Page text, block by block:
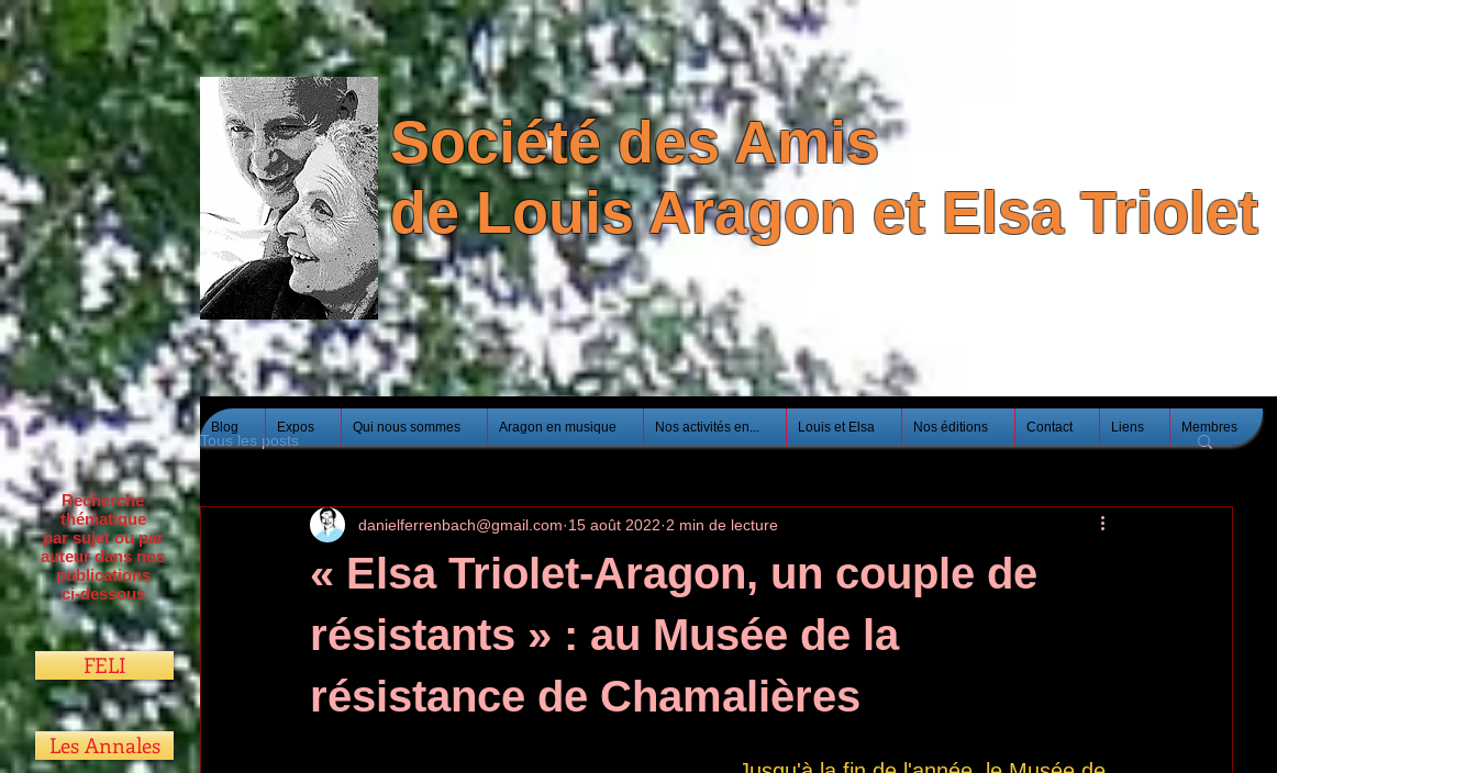
Société des Amis
de Louis Aragon et Elsa Triolet
Blog Expos Qui nous sommes Aragon en musique Nos activités en... Louis et Elsa Nos éditions Contact Liens Membres
Tous les posts
« Elsa Triolet-Aragon, un couple de
résistants » : au Musée de la
résistance de Chamalières
danielferrenbach@gmail.com 15 août 2022 2 min de lecture
Recherche
thématique
par sujet ou par
auteur dans nos
publications
ci-dessous
FELI
Les Annales